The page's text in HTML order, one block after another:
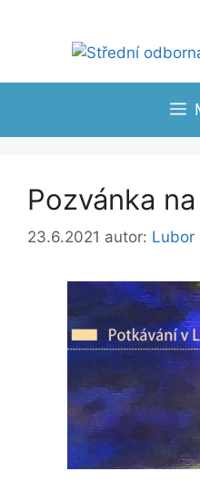
Pozvánka
23.6.2021 autor: Lubor